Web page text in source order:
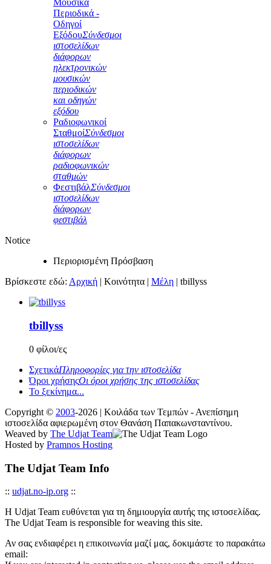
Μουσικά
Περιοδικά -
Οδηγοί
ΕξόδουΣύνδεσμοι
ιστοσελίδων
διάφορων
ηλεκτρονικών
μουσικών
περιοδικών
και οδηγών
εξόδου
Ραδιοφωνικοί
ΣταθμοίΣύνδεσμοι
ιστοσελίδων
διάφορων
ραδιοφωνικών
σταθμών
ΦεστιβάλΣύνδεσμοι
ιστοσελίδων
διάφορων
φεστιβάλ
Notice
Περιορισμένη Πρόσβαση
Βρίσκεστε εδώ: Αρχική | Κοινότητα | Μέλη | tbillyss
tbillyss
0 φίλοι/ες
ΣχετικάΠληροφορίες για την ιστοσελίδα
Όροι χρήσηςΟι όροι χρήσης της ιστοσελίδας
Το ξεκίνημα...
Copyright © 2003-2026 | Κοιλάδα των Τεμπών - Ανεπίσημη
ιστοσελίδα αφιερωμένη στον Θανάση Παπακωνσταντίνου.
Weaved by The Udjat Team
Hosted by Pramnos Hosting
The Udjat Team Info
:: udjat.no-ip.org ::
Η Udjat Team ευθύνεται για τη δημιουργία αυτής της ιστοσελίδας.
The Udjat Team is responsible for weaving this site.
Αν σας ενδιαφέρει η επικοινωνία μαζί μας, δοκιμάστε το παρακάτω
email: